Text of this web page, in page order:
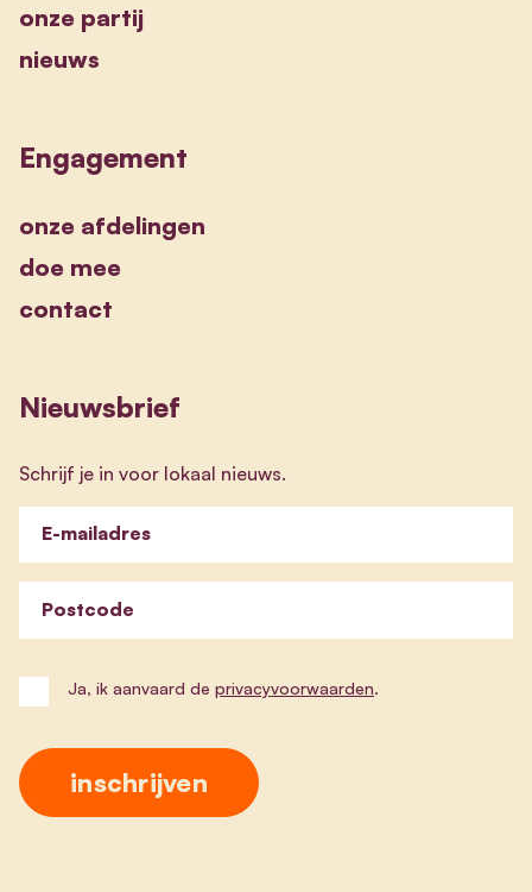
onze partij
nieuws
Engagement
onze afdelingen
doe mee
contact
Nieuwsbrief
Schrijf je in voor lokaal nieuws.
E-mailadres
Postcode
Ja, ik aanvaard de privacyvoorwaarden.